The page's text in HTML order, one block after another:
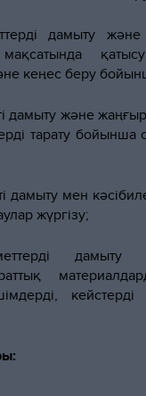
дамыту
кеңес беру
дамыту және
тарату
дамыту мен
жүргізу;